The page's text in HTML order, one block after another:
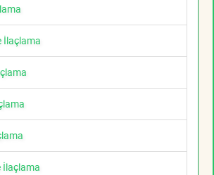
İlaçlama
İlaçlama